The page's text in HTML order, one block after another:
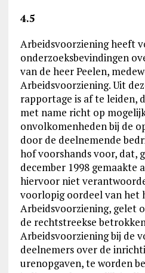
4.5
Arbeidsvoorziening heeft
onderzoeksbevindingen
van de heer Peelen,
Arbeidsvoorziening. Uit
rapportage is af te leiden,
met name richt op
onvolkomenheden bij de
door de deelnemende
hof voorshands voor, dat,
december 1998 gemaakte
hiervoor niet
voorlopig oordeel van het
Arbeidsvoorziening, gelet
de rechtstreekse
Arbeidsvoorziening bij de
deelnemers over de
urenopgaven, te worden